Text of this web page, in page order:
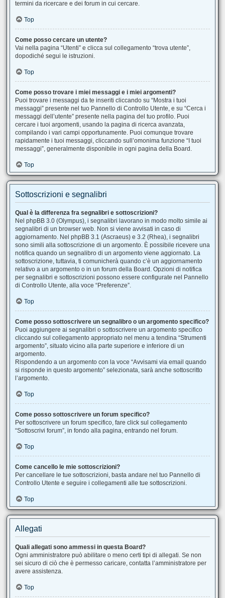
termini da ricercare e dei forum in cui cercare.
Top
Come posso cercare un utente?
Vai nella pagina “Utenti” e clicca sul collegamento “trova utente”,
dopodiché segui le istruzioni.
Top
Come posso trovare i miei messaggi e i miei argomenti?
Puoi trovare i messaggi da te inseriti cliccando su “Mostra i tuoi
messaggi” presente nel tuo Pannello di Controllo Utente, e su “Cerca i
messaggi dell’utente” presente nella pagina del tuo profilo. Puoi
cercare i tuoi argomenti, usando la pagina di ricerca avanzata,
compilando i vari campi opportunamente. Puoi comunque trovare
rapidamente i tuoi messaggi, cliccando sull’omonima funzione “I tuoi
messaggi”, generalmente disponibile in ogni pagina della Board.
Top
Sottoscrizioni e segnalibri
Qual è la differenza fra segnalibri e sottoscrizioni?
Nel phpBB 3.0 (Olympus), i segnalibri lavorano in modo molto simile ai
segnalibri di un browser web. Non si viene avvisati in caso di
aggiornamento. Nel phpBB 3.1 (Ascraeus) e 3.2 (Rhea), i segnalibri
sono simili alla sottoscrizione di un argomento. È possibile ricevere una
notifica quando un segnalibro di un argomento viene aggiornato. La
sottoscrizione, tuttavia, ti comunicherà quando c’è un aggiornamento
relativo a un argomento o in un forum della Board. Opzioni di notifica
per segnalibri e sottoscrizioni possono essere configurate nel Pannello
di Controllo Utente, alla voce “Preferenze”.
Top
Come posso sottoscrivere un segnalibro o un argomento specifico?
Puoi aggiungere ai segnalibri o sottoscrivere un argomento specifico
cliccando sul collegamento appropriato nel menu a tendina “Strumenti
argomento”, situato vicino alla parte superiore e inferiore di un
argomento.
Rispondendo a un argomento con la voce “Avvisami via email quando
si risponde in questo argomento” selezionata, sarà anche sottoscritto
l’argomento.
Top
Come posso sottoscrivere un forum specifico?
Per sottoscrivere un forum specifico, fare click sul collegamento
“Sottoscrivi forum”, in fondo alla pagina, entrando nel forum.
Top
Come cancello le mie sottoscrizioni?
Per cancellare le tue sottoscrizioni, basta andare nel tuo Pannello di
Controllo Utente e seguire i collegamenti alle tue sottoscrizioni.
Top
Allegati
Quali allegati sono ammessi in questa Board?
Ogni amministratore può abilitare o meno certi tipi di allegati. Se non
sei sicuro di ciò che è permesso caricare, contatta l’amministratore per
avere assistenza.
Top